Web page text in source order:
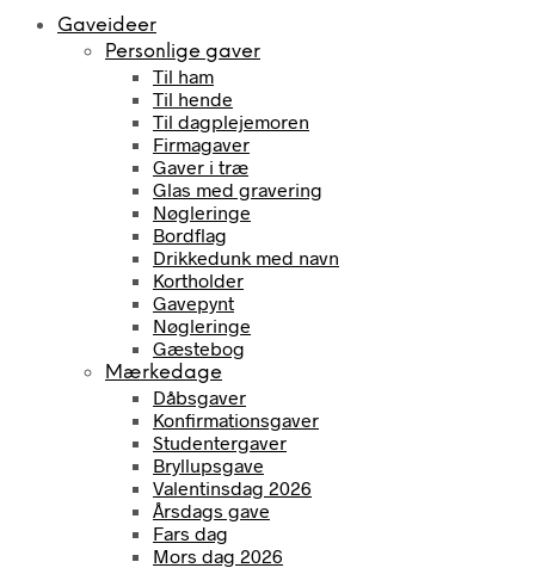
Gaveideer
Personlige gaver
Til ham
Til hende
Til dagplejemoren
Firmagaver
Gaver i træ
Glas med gravering
Nøgleringe
Bordflag
Drikkedunk med navn
Kortholder
Gavepynt
Nøgleringe
Gæstebog
Mærkedage
Dåbsgaver
Konfirmationsgaver
Studentergaver
Bryllupsgave
Valentinsdag 2026
Årsdags gave
Fars dag
Mors dag 2026